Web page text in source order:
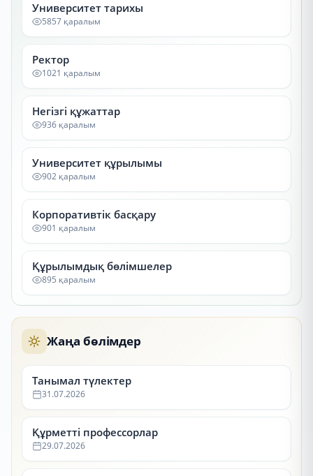
Университет тарихы
5857 қаралым
Ректор
1021 қаралым
Негізгі құжаттар
936 қаралым
Университет құрылымы
902 қаралым
Корпоративтік басқару
901 қаралым
Құрылымдық бөлімшелер
895 қаралым
Жаңа бөлімдер
Танымал түлектер
31.07.2026
Құрметті профессорлар
29.07.2026